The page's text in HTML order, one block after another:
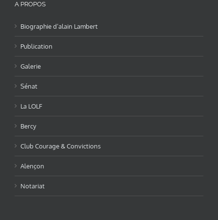
A PROPOS
Biographie d’alain Lambert
Publication
Galerie
Sénat
La LOLF
Bercy
Club Courage & Convictions
Alençon
Notariat